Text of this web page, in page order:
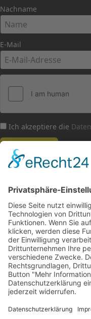
Nachname
E-Mail
Ich akzeptiere die
Abonnieren
Partner &